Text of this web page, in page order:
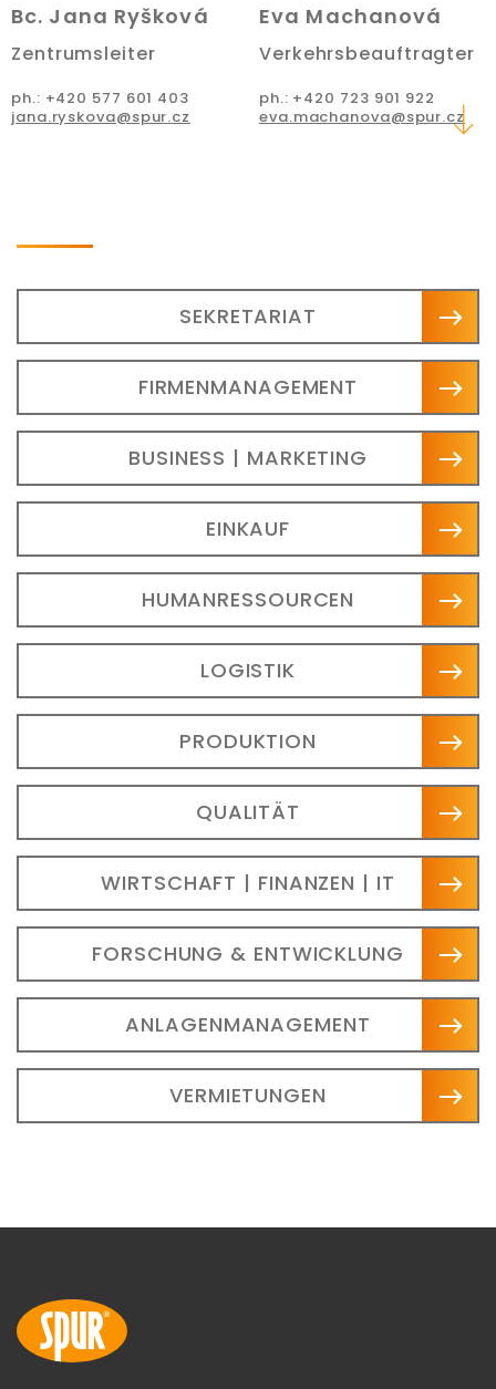
Bc. Jana Ryšková
Zentrumsleiter
ph.: +420 577 601 403
jana.ryskova@spur.cz
Eva Machanová
Verkehrsbeauftragter
ph.: +420 723 901 922
eva.machanova@spur.cz
SEKRETARIAT
FIRMENMANAGEMENT
BUSINESS | MARKETING
EINKAUF
HUMANRESSOURCEN
LOGISTIK
PRODUKTION
QUALITÄT
WIRTSCHAFT | FINANZEN | IT
FORSCHUNG & ENTWICKLUNG
ANLAGENMANAGEMENT
VERMIETUNGEN